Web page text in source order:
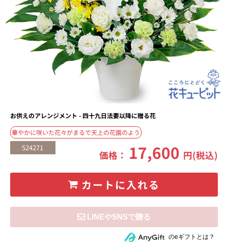
お供えのアレンジメント - 四十九日法要以降に贈る花
華やかに咲いた花々がまるで天上の花園のよう
524271
価格： 17,600 円(税込)
カートに入れる
住所を知らない相手にeギフトで贈るのeギフトとは？